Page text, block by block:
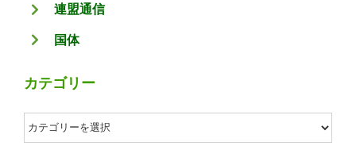
連盟通信
国体
カテゴリー
カ
テ